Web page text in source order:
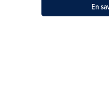
En